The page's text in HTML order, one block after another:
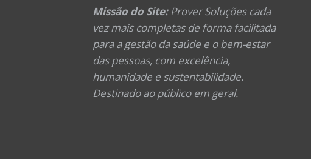
Missão do Site:Prover Soluções cada
vez mais completas de forma facilitada
para a gestão da saúde e o bem-estar
das pessoas, com excelência,
humanidade e sustentabilidade.
Destinado ao público em geral.